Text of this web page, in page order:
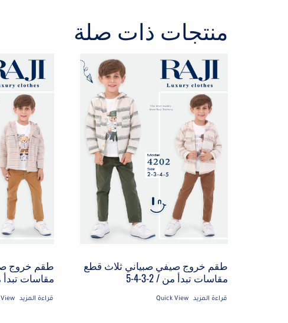
منتجات ذات صلة
طقم خروج صيفي صبياني ثلاث قطع
مقاسات تبدأ من / 2-3-4-5
قراءة المزيد Quick View
طقم خروج
مقاسات تبدأ من /
قراءة المزيد